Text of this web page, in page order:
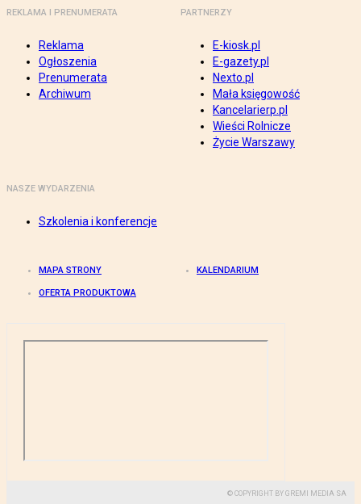
REKLAMA I PRENUMERATA
Reklama
Ogłoszenia
Prenumerata
Archiwum
PARTNERZY
E-kiosk.pl
E-gazety.pl
Nexto.pl
Mała księgowość
Kancelarierp.pl
Wieści Rolnicze
Życie Warszawy
NASZE WYDARZENIA
Szkolenia i konferencje
MAPA STRONY KALENDARIUM
OFERTA PRODUKTOWA
© COPYRIGHT BY GREMI MEDIA SA